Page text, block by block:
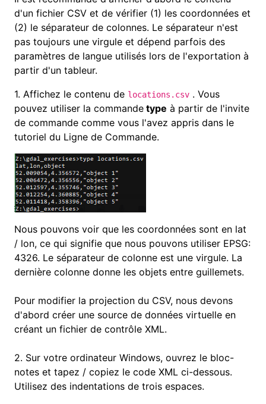
d'un fichier CSV et de vérifier (1) les coordonnées et
(2) le séparateur de colonnes. Le séparateur n'est
pas toujours une virgule et dépend parfois des
paramètres de langue utilisés lors de l'exportation à
partir d'un tableur.
1. Affichez le contenu de locations.csv . Vous
pouvez utiliser la commande type à partir de l'invite
de commande comme vous l'avez appris dans le
tutoriel du Ligne de Commande.
Nous pouvons voir que les coordonnées sont en lat
/ lon, ce qui signifie que nous pouvons utiliser EPSG:
4326. Le séparateur de colonne est une virgule. La
dernière colonne donne les objets entre guillemets.
Pour modifier la projection du CSV, nous devons
d'abord créer une source de données virtuelle en
créant un fichier de contrôle XML.
2. Sur votre ordinateur Windows, ouvrez le bloc-
notes et tapez / copiez le code XML ci-dessous.
Utilisez des indentations de trois espaces.